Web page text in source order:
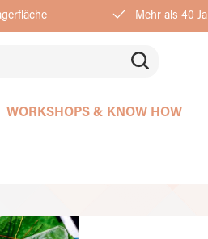
Mehr als 40
WORKSHOPS & KNOW HOW